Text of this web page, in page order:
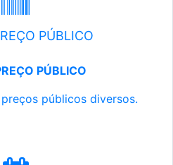
PÚBLICO
PÚBLICO
públicos diversos.